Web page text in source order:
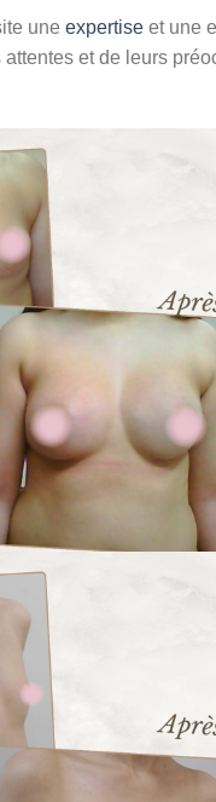
une expertise et une
et de leurs